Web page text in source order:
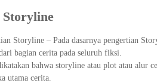
Storyline
Storyline – Pada dasarnya pengertian
bagian cerita pada seluruh fiksi.
bahwa storyline atau plot atau alur
utama cerita.